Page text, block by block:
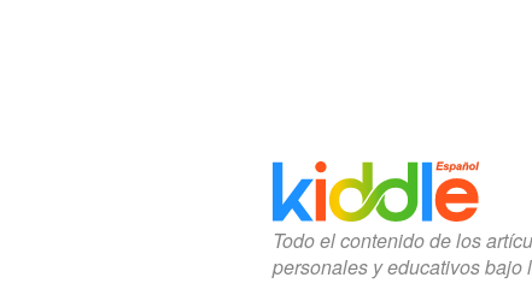
Todo el contenido de los
personales y educativos bajo